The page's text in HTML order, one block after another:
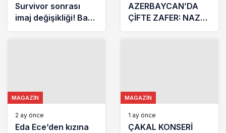
Survivor sonrası
imaj değişikliği! Barış
AZERBAYCAN’DA
ÇİFTE ZAFER: NAZ
MAGAZIN
2 ay önce
Eda Ece’den kızına
MAGAZIN
1 ay önce
ÇAKAL KONSERİ